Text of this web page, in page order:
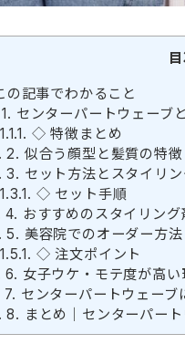
の記事でわかること
1. センターパートウェーブ
1.1.1. ◇ 特徴まとめ
2. 似合う顔型と髪質の特徴
3. セット方法とスタイリ
1.3.1. ◇ セット手順
4. おすすめのスタイリング
5. 美容院でのオーダー方法
1.5.1. ◇ 注文ポイント
6. 女子ウケ・モテ度が高い
7. センターパートウェーブ
8. まとめ｜センターパー